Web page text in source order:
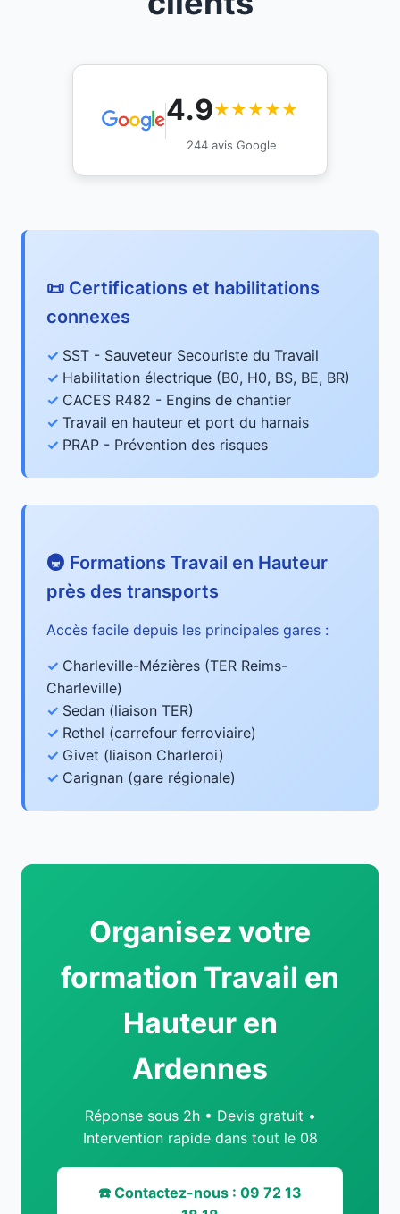
4.9★★★★★
244 avis Google
📜 Certifications et habilitations
connexes
SST - Sauveteur Secouriste du Travail
Habilitation électrique (B0, H0, BS, BE, BR)
CACES R482 - Engins de chantier
Travail en hauteur et port du harnais
PRAP - Prévention des risques
🚇 Formations Travail en Hauteur
près des transports
Accès facile depuis les principales gares :
Charleville-Mézières (TER Reims-
Charleville)
Sedan (liaison TER)
Rethel (carrefour ferroviaire)
Givet (liaison Charleroi)
Carignan (gare régionale)
Organisez votre
formation Travail en
Hauteur en
Ardennes
Réponse sous 2h • Devis gratuit •
Intervention rapide dans tout le 08
☎️ Contactez-nous : 09 72 13